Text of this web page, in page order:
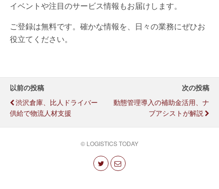
イベントや注目のサービス情報もお届けします。
ご登録は無料です。確かな情報を、日々の業務にぜひお
役立てください。
以前の投稿
渋沢倉庫、比人ドライバー
供給で物流人材支援
次の投稿
動態管理導入の補助金活用、ナ
ブアシストが解説
© LOGISTICS TODAY